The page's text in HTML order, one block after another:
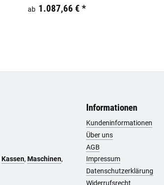
19,44 €inkl. 19% USt.
ab 1.087,66 €*
Kassen, Maschinen,
Informationen
Kundeninformationen
Über uns
AGB
Impressum
Datenschutzerklärung
Widerrufsrecht